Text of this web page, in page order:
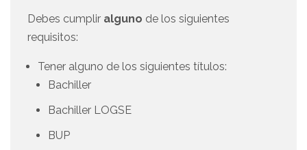
Debes cumplir alguno de los siguientes
requisitos:
Tener alguno de los siguientes títulos:
Bachiller
Bachiller LOGSE
BUP